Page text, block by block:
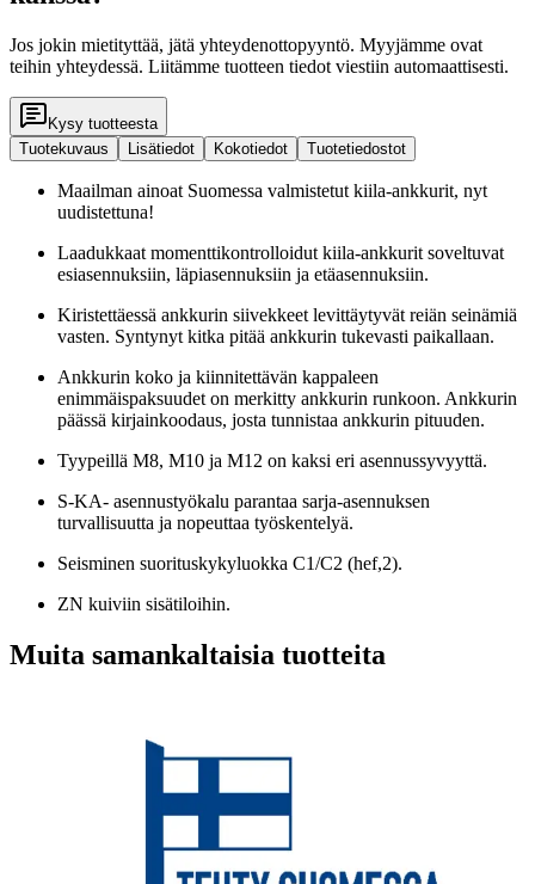
Jos jokin mietityttää, jätä yhteydenottopyyntö. Myyjämme ovat
teihin yhteydessä. Liitämme tuotteen tiedot viestiin automaattisesti.
Kysy tuotteesta
Tuotekuvaus
Lisätiedot Kokotiedot Tuotetiedostot
Maailman ainoat Suomessa valmistetut kiila-ankkurit, nyt
uudistettuna!
Laadukkaat momenttikontrolloidut kiila-ankkurit soveltuvat
esiasennuksiin, läpiasennuksiin ja etäasennuksiin.
Kiristettäessä ankkurin siivekkeet levittäytyvät reiän seinämiä
vasten. Syntynyt kitka pitää ankkurin tukevasti paikallaan.
Ankkurin koko ja kiinnitettävän kappaleen
enimmäispaksuudet on merkitty ankkurin runkoon. Ankkurin
päässä kirjainkoodaus, josta tunnistaa ankkurin pituuden.
Tyypeillä M8, M10 ja M12 on kaksi eri asennussyvyyttä.
S-KA- asennustyökalu parantaa sarja-asennuksen
turvallisuutta ja nopeuttaa työskentelyä.
Seisminen suorituskykyluokka C1/C2 (hef,2).
ZN kuiviin sisätiloihin.
Muita samankaltaisia tuotteita